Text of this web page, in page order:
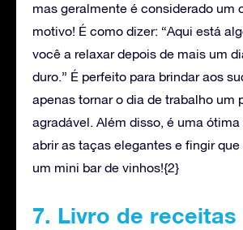
mas geralmente é considerado um
motivo! É como dizer: “Aqui está
você a relaxar depois de mais um
duro.” É perfeito para brindar aos
apenas tornar o dia de trabalho um
agradável. Além disso, é uma
abrir as taças elegantes e fingir
um mini bar de vinhos!{2}
7. Livro de receitas